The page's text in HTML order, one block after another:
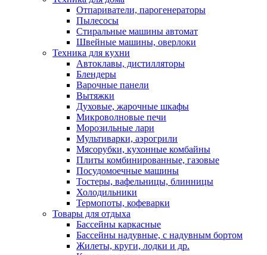
Отпариватели, парогенераторы
Пылесосы
Стиральные машины автомат
Швейные машины, оверлоки
Техника для кухни
Автоклавы, дистилляторы
Блендеры
Варочные панели
Вытяжки
Духовые, жарочные шкафы
Микроволновые печи
Морозильные лари
Мультиварки, аэрогрили
Мясорубки, кухонные комбайны
Плиты комбинированные, газовые
Посудомоечные машины
Тостеры, вафельницы, блинницы
Холодильники
Термопоты, кофеварки
Товары для отдыха
Бассейны каркасные
Бассейны надувные, с надувным бортом
Жилеты, круги, лодки и др.